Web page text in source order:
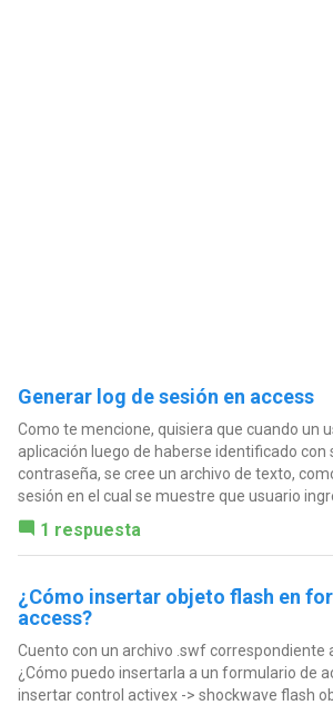
Generar log de sesión en access
Como te mencione, quisiera que cuando un
aplicación luego de haberse identificado con
contraseña, se cree un archivo de texto,
sesión en el cual se muestre que usuario
1 respuesta
¿Cómo insertar objeto flash en
access?
Cuento con un archivo .swf correspondiente
¿Cómo puedo insertarla a un formulario de
insertar control activex -> shockwave flash